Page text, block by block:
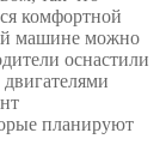
комфортной
машине можно
оснастили
планируют